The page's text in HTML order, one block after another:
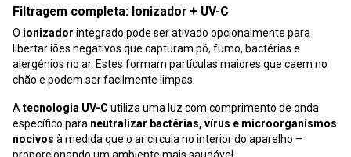
Filtragem completa: Ionizador + UV-C
O ionizador integrado pode ser ativado opcionalmente para
libertar iões negativos que capturam pó, fumo, bactérias e
alergénios no ar. Estes formam partículas maiores que caem no
chão e podem ser facilmente limpas.
A tecnologia UV-C utiliza uma luz com comprimento de onda
específico para neutralizar bactérias, vírus e microorganismos
nocivos à medida que o ar circula no interior do aparelho –